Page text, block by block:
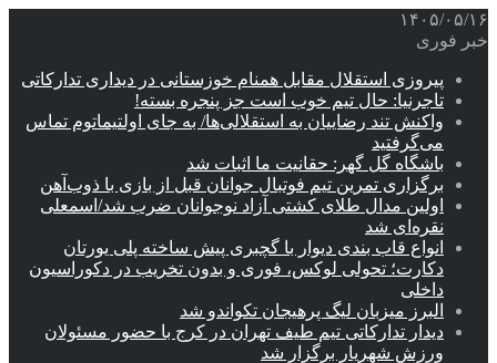
۱۴۰۵/۰۵/۱۶
خبر فوری
پیروزی استقلال مقابل همنام خوزستانی در دیداری تدارکاتی
تاجرنیا: حال تیم خوب است جز پنجره بسته!
واکنش تند رضاییان به استقلالی‌ها/ به جای اولتیماتوم تماس
می‌گرفتید
باشگاه گل گهر: حقانیت ما اثبات شد
برگزاری تمرین تیم فوتبال جوانان قبل از بازی با ذوب‌آهن
اولین مدال طلای کشتی آزاد نوجوانان ضرب شد/اسمعلی
نقره‌ای شد
انواع قاب بندی دیوار با گچبری پیش ساخته پلی یورتان
دکارت؛ تحولی لوکس، فوری و بدون تخریب در دکوراسیون
داخلی
البرز میزبان لیگ پرهیجان تکواندو شد
دیدار تدارکاتی تیم طیف تهران در کرج با حضور مسئولان
ورزش شهریار برگزار شد